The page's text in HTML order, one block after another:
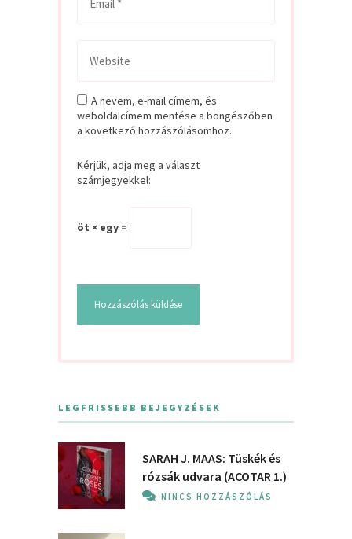
A nevem, e-mail címem, és
weboldalcímem mentése a böngészőben
a következő hozzászólásomhoz.
Kérjük, adja meg a választ
számjegyekkel:
öt × egy =
LEGFRISSEBB BEJEGYZÉSEK
SARAH J. MAAS: Tüskék és
rózsák udvara (ACOTAR 1.)
NINCS HOZZÁSZÓLÁS